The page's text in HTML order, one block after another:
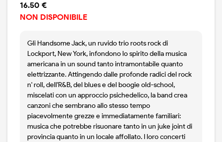
16.50 €
NON DISPONIBILE
Gli Handsome Jack, un ruvido trio roots rock di
Lockport, New York, infondono lo spirito della musica
americana in un sound tanto intramontabile quanto
elettrizzante. Attingendo dalle profonde radici del rock
n' roll, dell'R&B, del blues e del boogie old-school,
miscelati con un approccio psichedelico, la band crea
canzoni che sembrano allo stesso tempo
piacevolmente grezze e immediatamente familiari:
musica che potrebbe risuonare tanto in un juke joint di
provincia quanto in un locale affollato. I loro concerti